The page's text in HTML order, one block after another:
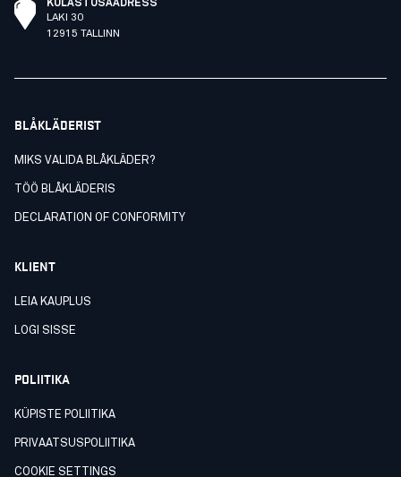
KÜLASTUSAADRESS
LAKI 30
12915 TALLINN
BLÅKLÄDERIST
MIKS VALIDA BLÅKLÄDER?
TÖÖ BLÅKLÄDERIS
DECLARATION OF CONFORMITY
KLIENT
LEIA KAUPLUS
LOGI SISSE
POLIITIKA
KÜPISTE POLIITIKA
PRIVAATSUSPOLIITIKA
COOKIE SETTINGS